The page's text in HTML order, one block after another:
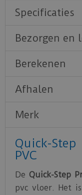
Specificaties
Bezorgen en
Berekenen
Afhalen
Merk
Quick-
PVC
De Quick-Step
pvc vloer. Het